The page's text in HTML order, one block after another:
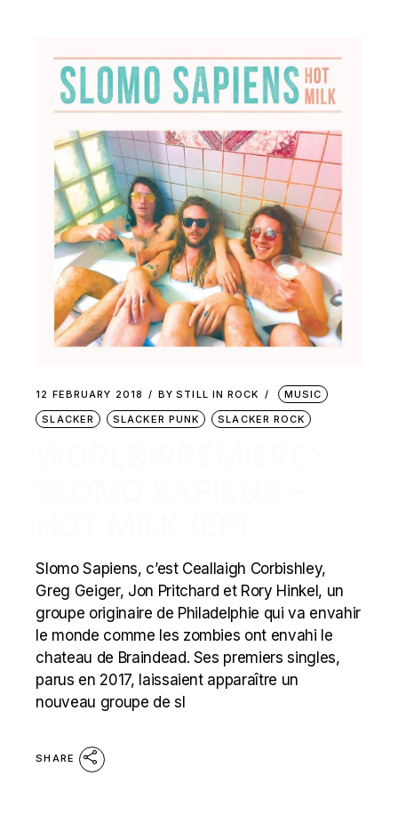
12 FEBRUARY 2018 BY STILL IN ROCK
MUSIC
SLACKER
SLACKER PUNK SLACKER ROCK
Slomo Sapiens, c’est Ceallaigh Corbishley,
Greg Geiger, Jon Pritchard et Rory Hinkel, un
groupe originaire de Philadelphie qui va envahir
le monde comme les zombies ont envahi le
chateau de Braindead. Ses premiers singles,
parus en 2017, laissaient apparaître un
nouveau groupe de sl
SHARE